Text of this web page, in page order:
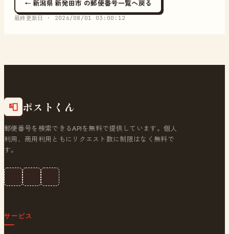
← 新潟県 新発田市 の郵便番号一覧へ戻る
最終更新日 · 2026/08/01 03:00:12
📮 ポストくん
郵便番号を検索できるAPIを無料で提供しています。個人
利用、商用利用ともにリクエスト数に制限はなく無料で
す。
サービス